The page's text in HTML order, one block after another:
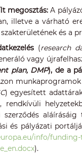
megosztás: A
illetve a várható
és a
(research
vagy
plan, DMP), de a
) egyesített
rendkívüli
szerződés
és pályázati
info/
).